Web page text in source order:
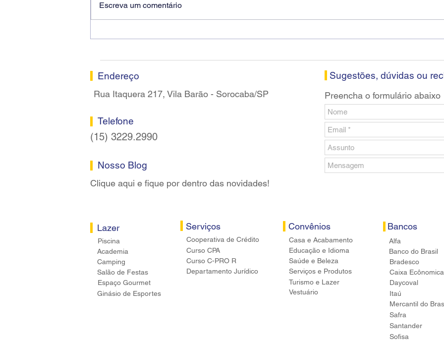
Escreva um comentário
Endereço
Rua Itaquera 217, Vila Barão - Sorocaba/SP
Telefone
(15) 3229.2990
Nosso Blog
Clique aqui e fique por dentro das novidades!
Lazer
Piscina
Academia
Camping
Salão de Festas
Espaço Gourmet
Ginásio de Esportes
Serviços
Cooperativa de Crédito
Curso CPA
Curso C-PRO R
Departamento Jurídico
Sugestões, dúvidas ou
Preencha o formulário abaixo
Convênios
Casa e Acabamento
Educação e Idioma
Saúde e Beleza
Serviços e Produtos
Turismo e Lazer
Vestuário
Bancos
Alfa
Banco do Brasil
Bradesco
Caixa
Daycoval
Itaú
Mercantil do
Safra
Santander
Sofisa